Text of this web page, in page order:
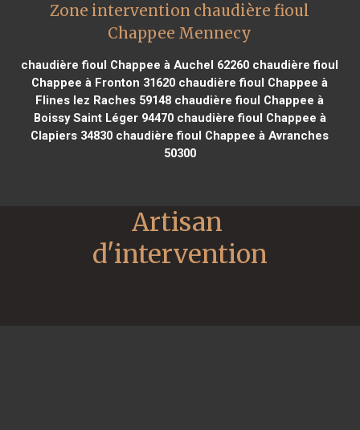
Zone intervention chaudière fioul
Chappee Mennecy
chaudière fioul Chappee à Auchel 62260 chaudière fioul
Chappee à Fronton 31620 chaudière fioul Chappee à
Flines lez Raches 59148 chaudière fioul Chappee à
Boissy Saint Léger 94470chaudière fioul Chappee à
Clapiers 34830 chaudière fioul Chappee à Avranches
50300
Artisan
d'intervention